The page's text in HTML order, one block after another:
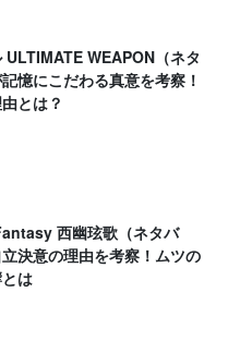
ULTIMATE WEAPON（ネタ
憶にこだわる真意を考察！
とは？
西幽玹歌（ネタバ
決意の理由を考察！ムツの
は